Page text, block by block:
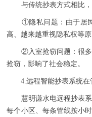
与传统抄表方式相比，
①隐私问题：由于居民
高、越来越重视隐私权等
②入室抢窃问题：很多
抢窃，影响了社会稳定。
4.远程智能抄表系统在
慧明谦水电远程抄表系
每个小区、每条管线按小